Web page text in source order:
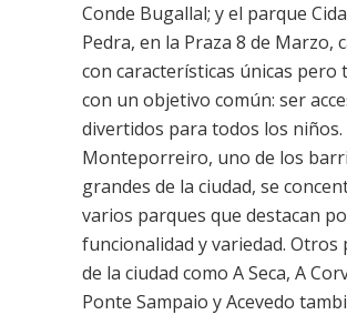
Conde Bugallal; y el parque
Pedra, en la Praza 8 de Marzo,
con características únicas pero
con un objetivo común: ser
divertidos para todos los niños.
Monteporreiro, uno de los
grandes de la ciudad, se
varios parques que destacan
funcionalidad y variedad. Otros
de la ciudad como A Seca, A
Ponte Sampaio y Acevedo